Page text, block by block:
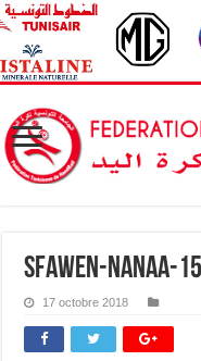
Sfawen-Nanaa-
17 octobre 2018